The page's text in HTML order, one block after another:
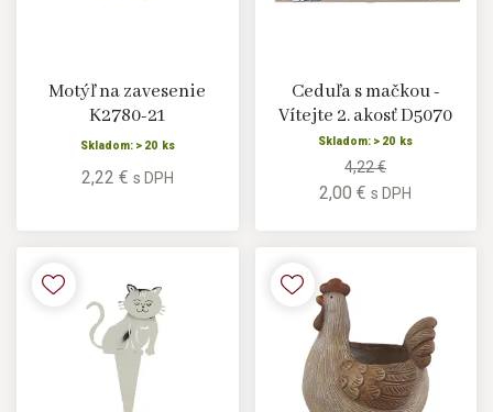
Motýľ na zavesenie
K2780-21
Skladom: > 20 ks
2,22 € s DPH
Ceduľa s mačkou -
Vítejte 2. akosť D5070
Skladom: > 20 ks
4,22 €
2,00 €s DPH